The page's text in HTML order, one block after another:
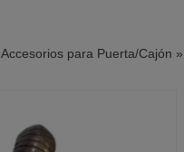
Accesorios para Puerta/Cajón »